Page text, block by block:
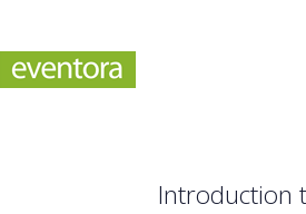
Introduction